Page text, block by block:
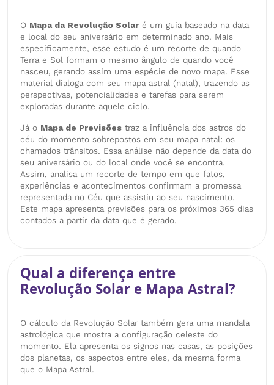
O Mapa da Revolução Solar é um guia baseado na data
e local do seu aniversário em determinado ano. Mais
especificamente, esse estudo é um recorte de quando
Terra e Sol formam o mesmo ângulo de quando você
nasceu, gerando assim uma espécie de novo mapa. Esse
material dialoga com seu mapa astral (natal), trazendo as
perspectivas, potencialidades e tarefas para serem
exploradas durante aquele ciclo.
Já o Mapa de Previsões traz a influência dos astros do
céu do momento sobrepostos em seu mapa natal: os
chamados trânsitos. Essa análise não depende da data do
seu aniversário ou do local onde você se encontra.
Assim, analisa um recorte de tempo em que fatos,
experiências e acontecimentos confirmam a promessa
representada no Céu que assistiu ao seu nascimento.
Este mapa apresenta previsões para os próximos 365 dias
contados a partir da data que é gerado.
Qual a diferença entre
Revolução Solar e Mapa Astral?
O cálculo da Revolução Solar também gera uma mandala
astrológica que mostra a configuração celeste do
momento. Ela apresenta os signos nas casas, as posições
dos planetas, os aspectos entre eles, da mesma forma
que o Mapa Astral.